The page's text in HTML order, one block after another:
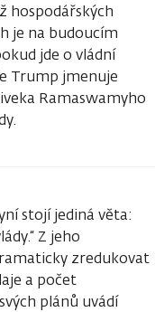
hospodářských
je na budoucím
jde o vládní
Trump jmenuje
Ramaswamyho
stojí jediná věta:
Z jeho
zredukovat
a počet
plánů uvádí